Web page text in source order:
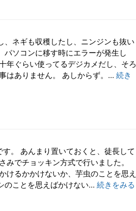
ネギも収穫したし、ニンジンも抜い
ソコンに移す時にエラーが発生し
年ぐらい使ってるデジカメだし、そろ
はありません。 あしからず。... 続き
。 あんまり置いておくと、徒長して
でチョッキン方式で行いました。
けるかかけないか、芋虫のことを思え
のことを思えばかけない... 続きをみる